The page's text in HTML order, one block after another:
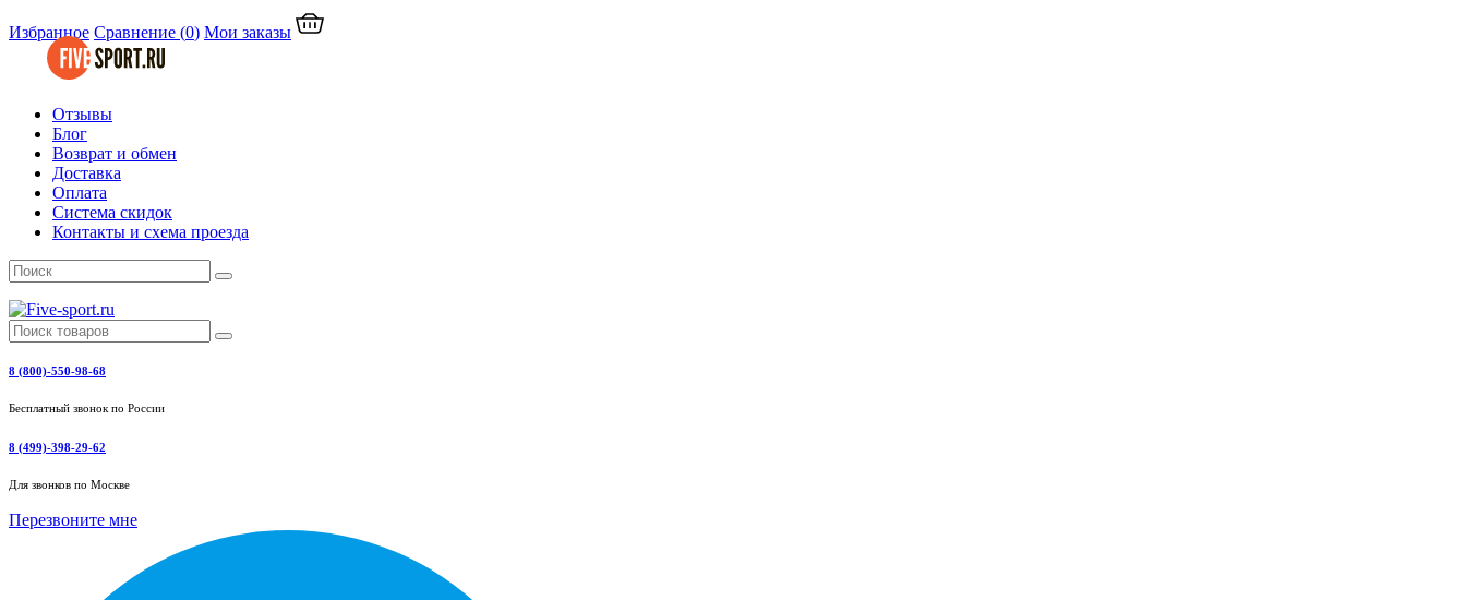
Избранное Сравнение (0) Мои заказы
Отзывы
Блог
Возврат и обмен
Доставка
Оплата
Система скидок
Контакты и схема проезда
8 (800)-550-98-68
Бесплатный звонок по России
8 (499)-398-29-62
Для звонков по Москве
Перезвоните мне